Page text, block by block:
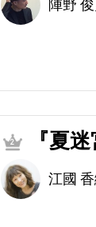
陣野
2 『夏
江國